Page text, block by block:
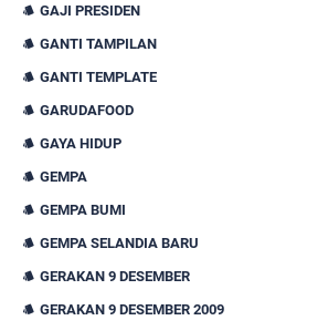
GAJI PRESIDEN
GANTI TAMPILAN
GANTI TEMPLATE
GARUDAFOOD
GAYA HIDUP
GEMPA
GEMPA BUMI
GEMPA SELANDIA BARU
GERAKAN 9 DESEMBER
GERAKAN 9 DESEMBER 2009